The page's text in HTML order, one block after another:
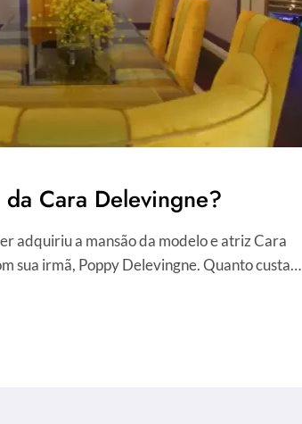
Cara Delevingne?
adquiriu a mansão da modelo e atriz Cara
sua irmã, Poppy Delevingne. Quanto custa…